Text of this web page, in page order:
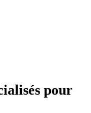
pour